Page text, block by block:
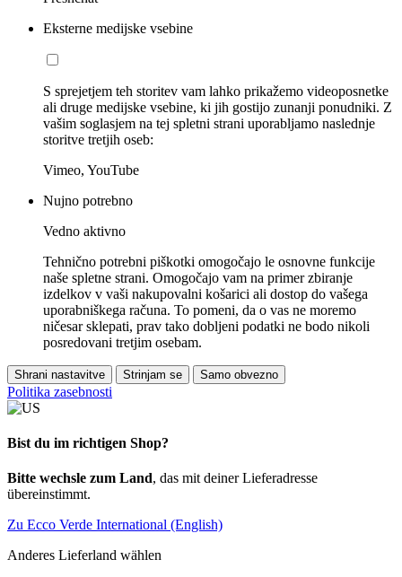
Eksterne medijske vsebine
S sprejetjem teh storitev vam lahko prikažemo videoposnetke
ali druge medijske vsebine, ki jih gostijo zunanji ponudniki. Z
vašim soglasjem na tej spletni strani uporabljamo naslednje
storitve tretjih oseb:
Vimeo, YouTube
Nujno potrebno
Vedno aktivno
Tehnično potrebni piškotki omogočajo le osnovne funkcije
naše spletne strani. Omogočajo vam na primer zbiranje
izdelkov v vaši nakupovalni košarici ali dostop do vašega
uporabniškega računa. To pomeni, da o vas ne moremo
ničesar sklepati, prav tako dobljeni podatki ne bodo nikoli
posredovani tretjim osebam.
Shrani nastavitve Strinjam se Samo obvezno
Politika zasebnosti
Bist du im richtigen Shop?
Bitte wechsle zum Land, das mit deiner Lieferadresse
übereinstimmt.
Zu Ecco Verde International (English)
Anderes Lieferland wählen